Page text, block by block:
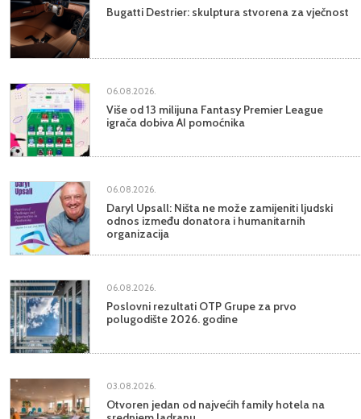
Bugatti Destrier: skulptura stvorena za vječnost
06.08.2026.
Više od 13 milijuna Fantasy Premier League
igrača dobiva AI pomoćnika
06.08.2026.
Daryl Upsall: Ništa ne može zamijeniti ljudski
odnos između donatora i humanitarnih
organizacija
06.08.2026.
Poslovni rezultati OTP Grupe za prvo
polugodište 2026. godine
03.08.2026.
Otvoren jedan od najvećih family hotela na